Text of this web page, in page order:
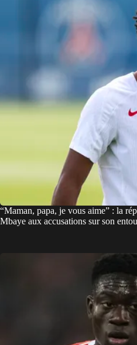
“Maman, papa, je vous aime” : la
Mbaye aux accusations sur son